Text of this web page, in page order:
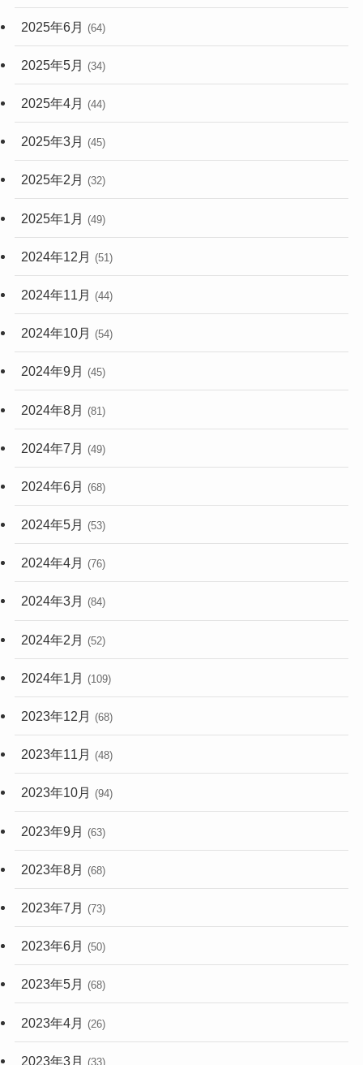
2025年6月 (64)
2025年5月 (34)
2025年4月 (44)
2025年3月 (45)
2025年2月 (32)
2025年1月 (49)
2024年12月 (51)
2024年11月 (44)
2024年10月 (54)
2024年9月 (45)
2024年8月 (81)
2024年7月 (49)
2024年6月 (68)
2024年5月 (53)
2024年4月 (76)
2024年3月 (84)
2024年2月 (52)
2024年1月 (109)
2023年12月 (68)
2023年11月 (48)
2023年10月 (94)
2023年9月 (63)
2023年8月 (68)
2023年7月 (73)
2023年6月 (50)
2023年5月 (68)
2023年4月 (26)
2023年3月 (33)